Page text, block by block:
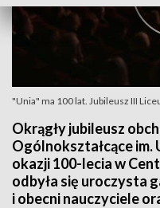
"Unia" ma 100 lat. Jubileusz III
Okrągły jubileusz
Ogólnokształcące im.
okazji 100-lecia w
odbyła się uroczysta
i obecni nauczyciele